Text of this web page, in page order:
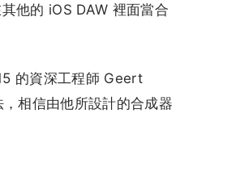
他的 iOS DAW 裡面當合
的資深工程師 Geert
相信由他所設計的合成器